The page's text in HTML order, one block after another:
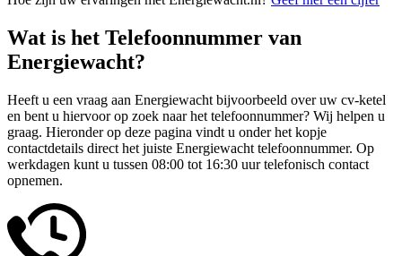
Wat is het Telefoonnummer van
Energiewacht?
Heeft u een vraag aan Energiewacht bijvoorbeeld over uw cv-ketel
en bent u hiervoor op zoek naar het telefoonnummer? Wij helpen u
graag. Hieronder op deze pagina vindt u onder het kopje
contactdetails direct het juiste Energiewacht telefoonnummer. Op
werkdagen kunt u tussen 08:00 tot 16:30 uur telefonisch contact
opnemen.